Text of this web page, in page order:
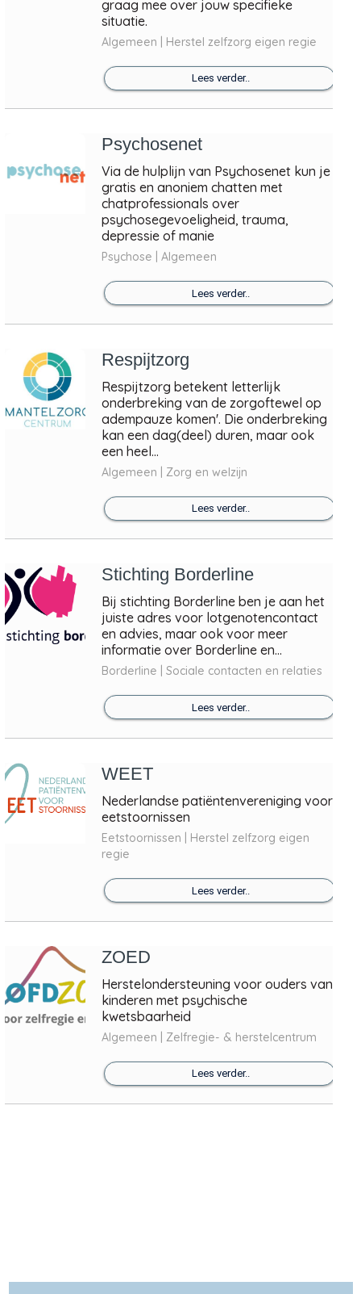
graag mee over jouw specifieke
situatie.
Algemeen | Herstel zelfzorg eigen regie
Lees verder..
Psychosenet
Via de hulplijn van Psychosenet kun je
gratis en anoniem chatten met
chatprofessionals over
psychosegevoeligheid, trauma,
depressie of manie
Psychose | Algemeen
Lees verder..
Respijtzorg
Respijtzorg betekent letterlijk
onderbreking van de zorgoftewel op
adempauze komen'. Die onderbreking
kan een dag(deel) duren, maar ook
een heel...
Algemeen | Zorg en welzijn
Lees verder..
Stichting Borderline
Bij stichting Borderline ben je aan het
juiste adres voor lotgenotencontact
en advies, maar ook voor meer
informatie over Borderline en...
Borderline | Sociale contacten en relaties
Lees verder..
WEET
Nederlandse patiëntenvereniging voor
eetstoornissen
Eetstoornissen | Herstel zelfzorg eigen
regie
Lees verder..
ZOED
Herstelondersteuning voor ouders van
kinderen met psychische
kwetsbaarheid
Algemeen | Zelfregie- & herstelcentrum
Lees verder..